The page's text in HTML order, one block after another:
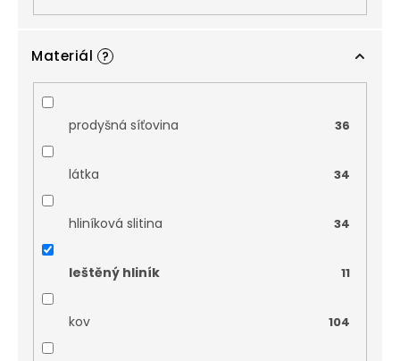
Materiál ?
prodyšná síťovina 36
látka 34
hliníková slitina 34
leštěný hliník 11
kov 104